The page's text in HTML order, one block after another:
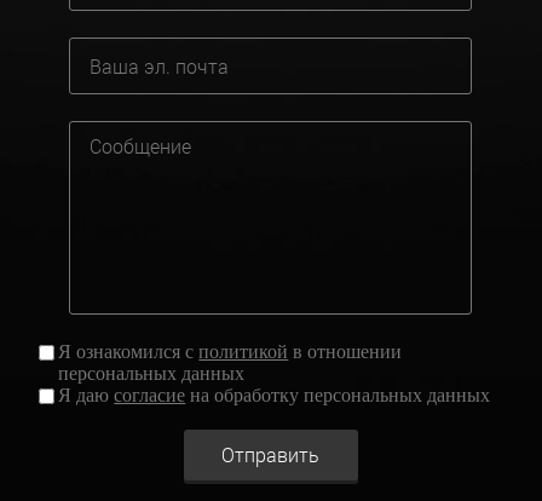
Я ознакомился сполитикой в отношении
персональных данных
Я даюсогласие на обработку персональных данных
Отправить